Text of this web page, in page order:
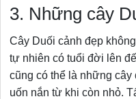
3. Những cây
Cây Duối cảnh đẹp
tự nhiên có tuổi đời lên
cũng có thể là những
uốn nắn từ khi còn nhỏ.